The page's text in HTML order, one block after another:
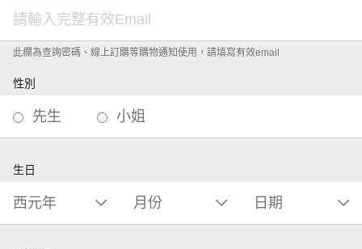
此欄為查詢密碼、線上訂購等購物通知使用，請填寫有效email
性別
先生 小姐
生日